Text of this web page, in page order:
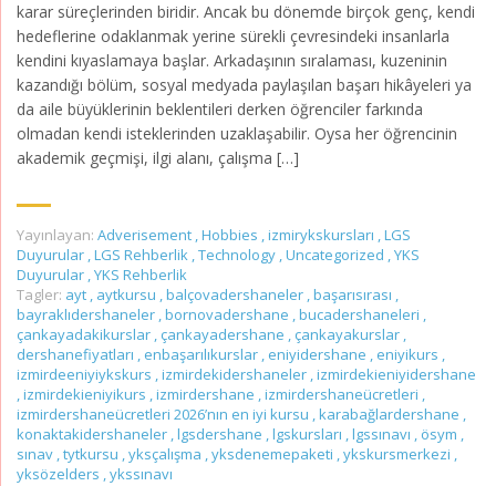
karar süreçlerinden biridir. Ancak bu dönemde birçok genç, kendi
hedeflerine odaklanmak yerine sürekli çevresindeki insanlarla
kendini kıyaslamaya başlar. Arkadaşının sıralaması, kuzeninin
kazandığı bölüm, sosyal medyada paylaşılan başarı hikâyeleri ya
da aile büyüklerinin beklentileri derken öğrenciler farkında
olmadan kendi isteklerinden uzaklaşabilir. Oysa her öğrencinin
akademik geçmişi, ilgi alanı, çalışma […]
Yayınlayan: Adverisement ,Hobbies ,izmirykskursları ,LGS
Duyurular ,LGS Rehberlik ,Technology ,Uncategorized ,YKS
Duyurular ,YKS Rehberlik
Tagler: ayt , aytkursu ,balçovadershaneler ,başarısırası ,
bayraklıdershaneler ,bornovadershane ,bucadershaneleri ,
çankayadakikurslar , çankayadershane , çankayakurslar ,
dershanefiyatları , enbaşarılıkurslar , eniyidershane , eniyikurs ,
izmirdeeniyiykskurs ,izmirdekidershaneler ,izmirdekieniyidershane
,izmirdekieniyikurs ,izmirdershane ,izmirdershaneücretleri ,
izmirdershaneücretleri 2026’nın en iyi kursu ,karabağlardershane ,
konaktakidershaneler ,lgsdershane ,lgskursları ,lgssınavı , ösym ,
sınav ,tytkursu ,yksçalışma ,yksdenemepaketi ,ykskursmerkezi ,
yksözelders ,ykssınavı